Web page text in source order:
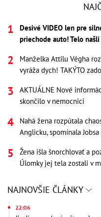
Desivé VIDEO len pre
priechode auto! Telo
Manželka Attilu Végha
vyráža dych! TAKÝTO
AKTUÁLNE Nové
skončilo v nemocnici
Nahá žena rozpútala
Anglicku, spomínala
Žena išla šnorchlovať a
Úlomky jej tela zostali v
NAJNOVŠIE ČLÁNKY
22:06